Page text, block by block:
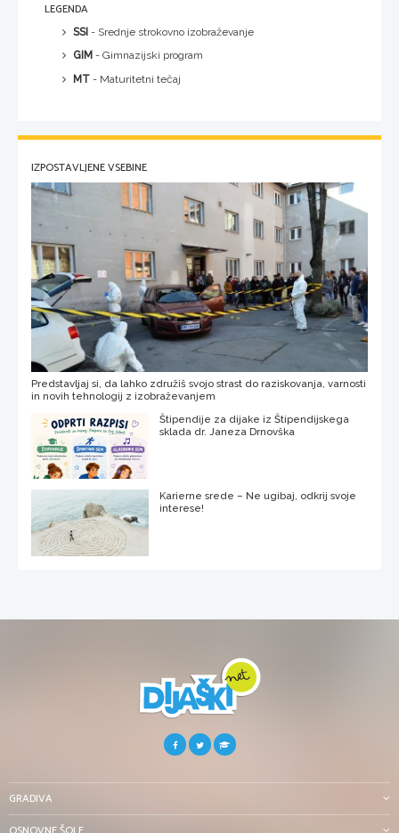
LEGENDA
SSI - Srednje strokovno izobraževanje
GIM - Gimnazijski program
MT - Maturitetni tečaj
IZPOSTAVLJENE VSEBINE
Predstavljaj si, da lahko združiš svojo strast do raziskovanja, varnosti
in novih tehnologij z izobraževanjem
Štipendije za dijake iz Štipendijskega
sklada dr. Janeza Drnovška
Karierne srede – Ne ugibaj, odkrij svoje
interese!
GRADIVA